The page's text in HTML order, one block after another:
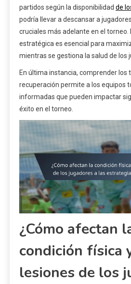
partidos según la disponibilidad de
podría llevar a descansar a
cruciales más adelante en el torneo.
estratégica es esencial para
mientras se gestiona la salud de los
En última instancia, comprender los
recuperación permite a los equipos
informadas que pueden impactar
éxito en el torneo.
¿Cómo afectan
condición física
lesiones de los